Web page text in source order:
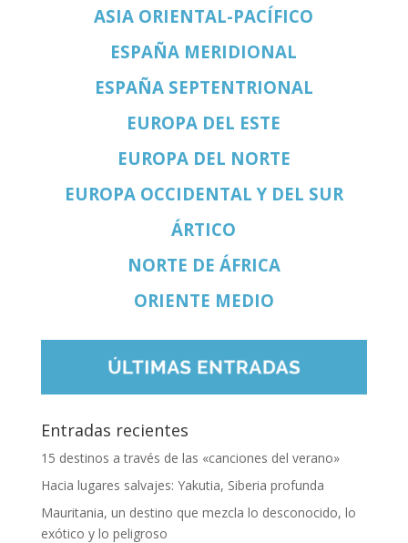
ASIA ORIENTAL-PACÍFICO
ESPAÑA MERIDIONAL
ESPAÑA SEPTENTRIONAL
EUROPA DEL ESTE
EUROPA DEL NORTE
EUROPA OCCIDENTAL Y DEL SUR
ÁRTICO
NORTE DE ÁFRICA
ORIENTE MEDIO
Entradas recientes
15 destinos a través de las «canciones del verano»
Hacia lugares salvajes: Yakutia, Siberia profunda
Mauritania, un destino que mezcla lo desconocido, lo
exótico y lo peligroso